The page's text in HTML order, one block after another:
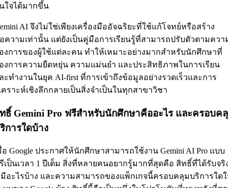
ใจได้มากขึ้น
AI จึงไม่ใช่เพียงเครื่องมืออัจฉริยะที่ใช้แก้โจทย์หรือสร้าง
ความเท่านั้น แต่ยังเป็นคู่มือการเรียนรู้ที่สามารถปรับตัวตามควา
งการของผู้ใช้แต่ละคน ทำให้เหมาะอย่างมากสำหรับนักศึกษาที่
งการความยืดหยุ่น ความแม่นยำ และประสิทธิภาพในการเรียน
ะทำงานในยุค AI-first ที่การเข้าถึงข้อมูลอย่างรวดเร็วและการ
คราะห์เชิงลึกกลายเป็นสิ่งจำเป็นในทุกสาขาวิชา
ธิ์ Gemini Pro ฟรีสำหรับนักศึกษาคืออะไร และครอบค
การใดบ้าง
อ Google ประกาศให้นักศึกษาสามารถใช้งาน Gemini AI Pro แบบ
เป็นเวลา 1 ปีเต็ม สิ่งที่หลายคนอยากรู้มากที่สุดคือ สิทธิ์ที่ได้รับจริ
อะไรบ้าง และความสามารถของแพ็กเกจนี้ครอบคลุมบริการใด